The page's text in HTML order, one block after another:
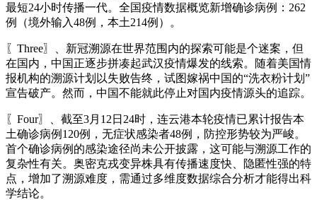
最短24小时传播一代。全国疫情数据概览新增确诊病例：262
例（境外输入48例，本土214例）。
〖Three〗、新冠溯源在世界范围内的探索可能是个迷案，但
在国内，中国正逐步拼凑起武汉疫情爆发的线索。随着美国情
报机构的溯源计划以失败告终，试图嫁祸中国的“洗衣粉计划”
宣告破产。然而，中国不能就此停止对国内疫情源头的追踪。
〖Four〗、截至3月12日24时，连云港本轮疫情已累计报告本
土确诊病例120例，无症状感染者48例，防控形势较为严峻。
首个确诊病例的感染途径尚未公开披露，这可能与溯源工作的
复杂性有关。奥密克戎变异株具有传播速度快、隐匿性强的特
点，增加了溯源难度，需通过多维度数据综合分析才能得出科
学结论。